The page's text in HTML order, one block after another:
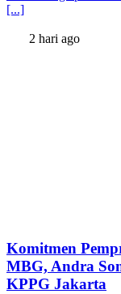
[...]
2 hari ago
Komitmen
MBG, Andra
KPPG Jakarta